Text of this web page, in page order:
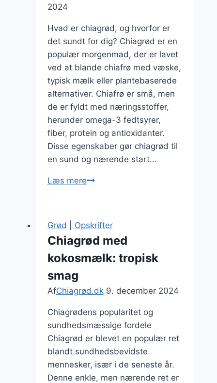
2024
Hvad er chiagrød, og hvorfor er
det sundt for dig? Chiagrød er en
populær morgenmad, der er lavet
ved at blande chiafrø med væske,
typisk mælk eller plantebaserede
alternativer. Chiafrø er små, men
de er fyldt med næringsstoffer,
herunder omega-3 fedtsyrer,
fiber, protein og antioxidanter.
Disse egenskaber gør chiagrød til
en sund og nærende start…
Læs mereSund
frugt
Grød Opskrifter
Chiagrød med
kokosmælk: tropisk
smag
AfChiagrød.dk 9. december 2024
Chiagrødens popularitet og
sundhedsmæssige fordele
Chiagrød er blevet en populær ret
blandt sundhedsbevidste
mennesker, især i de seneste år.
Denne enkle, men nærende ret er